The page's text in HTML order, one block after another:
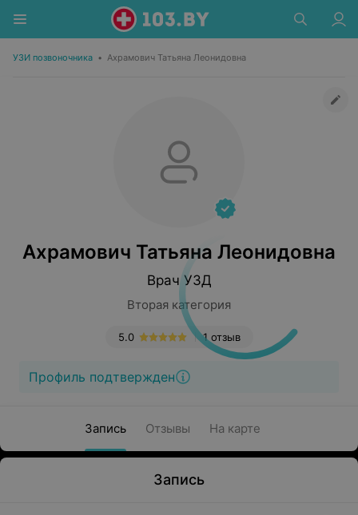
УЗИ позвоночника • Ахрамович Татьяна Леонидовна
Ахрамович Татьяна Леонидовна
Врач УЗД
Вторая категория
1 отзыв
5.0
Профиль подтвержден
Запись Отзывы На карте
Запись